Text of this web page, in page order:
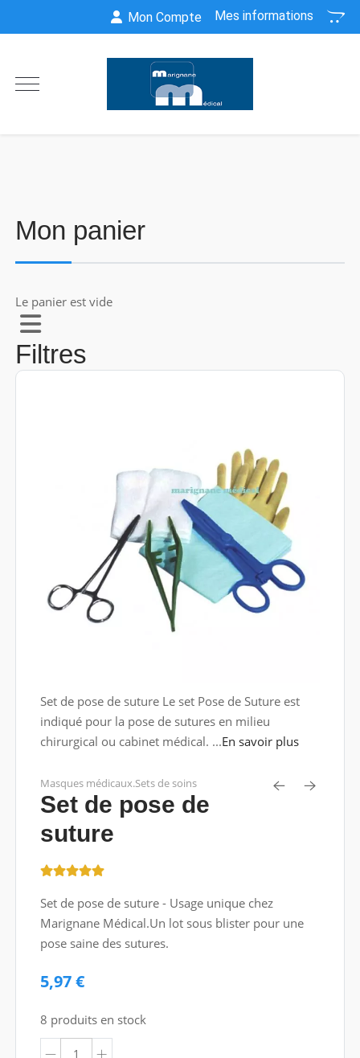
Mon Compte Mes informations
Mon panier
Le panier est vide
Filtres
Set de pose de suture Le set Pose de Suture est
indiqué pour la pose de sutures en milieu
chirurgical ou cabinet médical. ...En savoir plus
Masques médicaux.Sets de soins
Set de pose de
suture
Set de pose de suture - Usage unique chez
Marignane Médical.Un lot sous blister pour une
pose saine des sutures.
5,97 €
8 produits en stock